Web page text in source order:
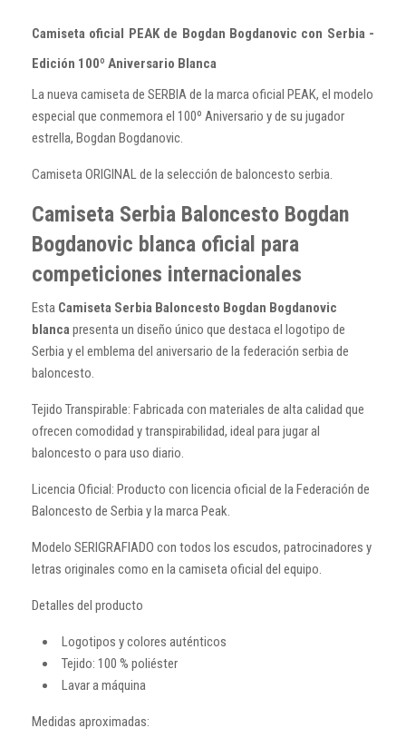
Camiseta oficial PEAK de Bogdan Bogdanovic con Serbia -
Edición 100º Aniversario Blanca
La nueva camiseta de SERBIA de la marca oficial PEAK, el modelo
especial que conmemora el 100º Aniversario y de su jugador
estrella, Bogdan Bogdanovic.
Camiseta ORIGINAL de la selección de baloncesto serbia.
Camiseta Serbia Baloncesto Bogdan
Bogdanovic blanca oficial para
competiciones internacionales
Esta Camiseta Serbia Baloncesto Bogdan Bogdanovic
blancapresenta un diseño único que destaca el logotipo de
Serbia y el emblema del aniversario de la federación serbia de
baloncesto.
Tejido Transpirable: Fabricada con materiales de alta calidad que
ofrecen comodidad y transpirabilidad, ideal para jugar al
baloncesto o para uso diario.
Licencia Oficial: Producto con licencia oficial de la Federación de
Baloncesto de Serbia y la marca Peak.
Modelo SERIGRAFIADO con todos los escudos, patrocinadores y
letras originales como en la camiseta oficial del equipo.
Detalles del producto
Logotipos y colores auténticos
Tejido: 100 % poliéster
Lavar a máquina
Medidas aproximadas: